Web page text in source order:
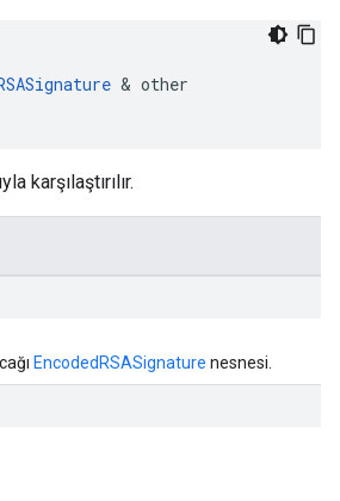
& other
karşılaştırılır.
EncodedRSASignature nesnesi.